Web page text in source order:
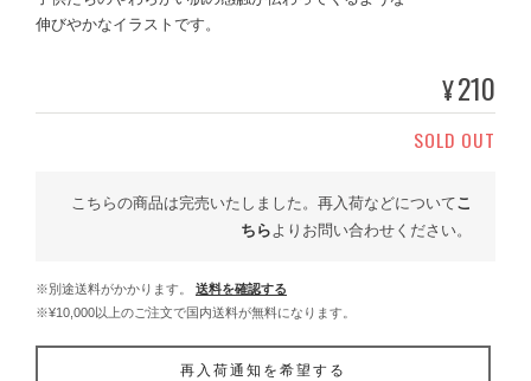
伸びやかなイラストです。
¥210
SOLD OUT
こちらの商品は完売いたしました。再入荷などについてこ
ちら よりお問い合わせください。
※別途送料がかかります。
送料を確認する
※¥10,000以上のご注文で国内送料が無料になります。
再入荷通知を希望する